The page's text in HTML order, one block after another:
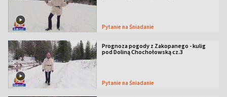
Pytanie na Śniadanie
Prognoza pogody z Zakopanego - kulig
pod Doliną Chochołowską cz.3
Pytanie na Śniadanie